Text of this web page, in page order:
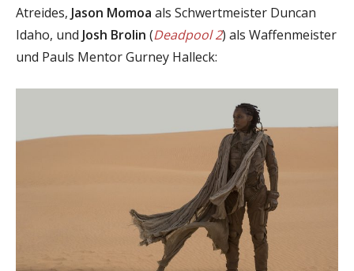
Atreides, Jason Momoa als Schwertmeister Duncan
Idaho, und Josh Brolin (Deadpool 2) als Waffenmeister
und Pauls Mentor Gurney Halleck: